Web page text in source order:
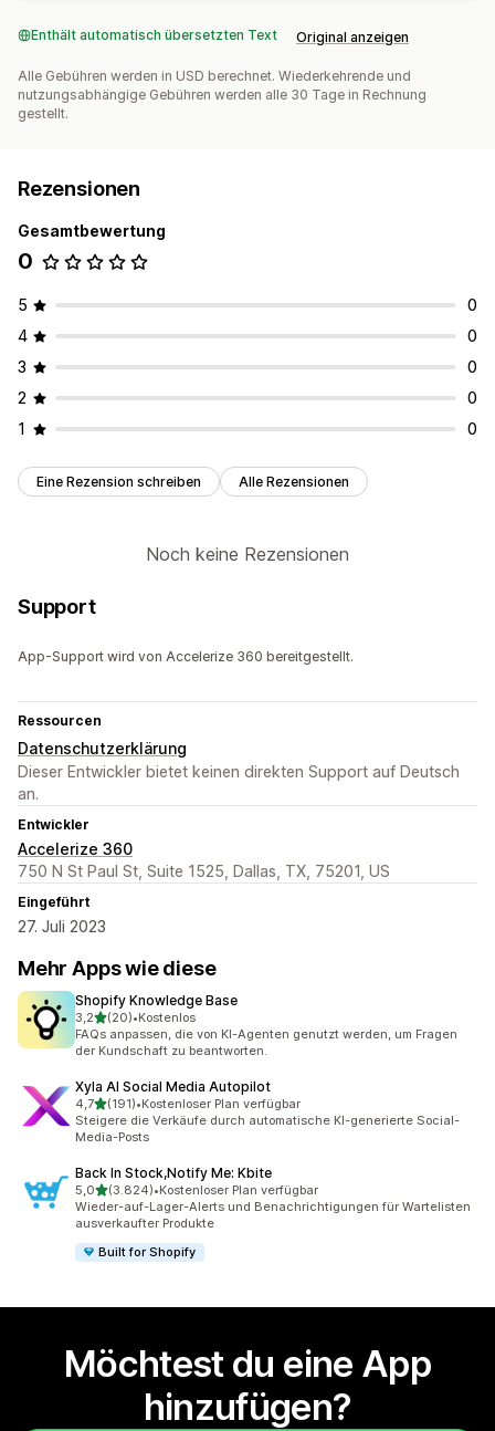
Enthält automatisch übersetzten Text Original anzeigen
Alle Gebühren werden in USD berechnet. Wiederkehrende und
nutzungsabhängige Gebühren werden alle 30 Tage in Rechnung
gestellt.
Rezensionen
Gesamtbewertung
0
5
0
4
0
3
0
2
0
1
0
Eine Rezension schreiben Alle Rezensionen
Noch keine Rezensionen
Support
App-Support wird von Accelerize 360 bereitgestellt.
Ressourcen
Datenschutzerklärung
Dieser Entwickler bietet keinen direkten Support auf Deutsch
an.
Entwickler
Accelerize 360
750 N St Paul St, Suite 1525, Dallas, TX, 75201, US
Eingeführt
27. Juli 2023
Mehr Apps wie diese
Shopify Knowledge Base
3,2von 5 Sternen
(20)
20 Rezensionen insgesamt
•Kostenlos
FAQs anpassen, die von KI-Agenten genutzt werden, um Fragen
der Kundschaft zu beantworten.
Xyla AI Social Media Autopilot
4,7von 5 Sternen
(191)
191 Rezensionen insgesamt
•Kostenloser Plan verfügbar
Steigere die Verkäufe durch automatische KI-generierte Social-
Media-Posts
Back In Stock,Notify Me: Kbite
5,0von 5 Sternen
(3.824)
3824 Rezensionen insgesamt
•Kostenloser Plan verfügbar
Wieder-auf-Lager-Alerts und Benachrichtigungen für Wartelisten
ausverkaufter Produkte
Built for Shopify
Möchtest du eine App
hinzufügen?